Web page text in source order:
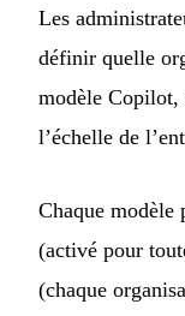
Les
définir quelle
modèle Copilot,
l’échelle de
Chaque modèle
(activé pour
(chaque